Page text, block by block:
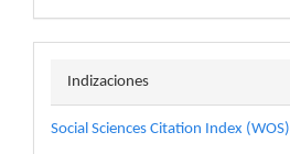
indizaciones
Indizaciones
Social Sciences Citation Index (WOS)